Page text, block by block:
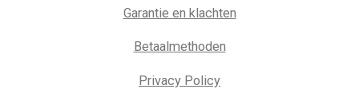
Garantie en klachten
Betaalmethoden
Privacy Policy